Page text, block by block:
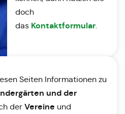
doch
das Kontaktformular.
Seiten Informationen zu
und der
der Vereine und